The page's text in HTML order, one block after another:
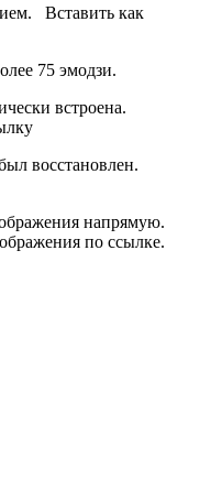
Вставить как
75 эмодзи.
встроена.
восстановлен.
напрямую.
по ссылке.